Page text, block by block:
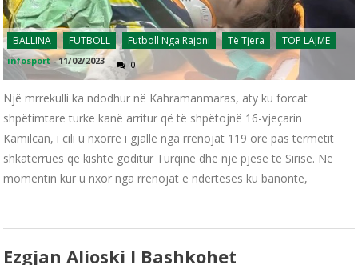
BALLINA FUTBOLL Futboll Nga Rajoni Të Tjera TOP LAJME
infosport -11/02/2023 0
Një mrrekulli ka ndodhur në Kahramanmaras, aty ku forcat
shpëtimtare turke kanë arritur që të shpëtojnë 16-vjeçarin
Kamilcan, i cili u nxorrë i gjallë nga rrënojat 119 orë pas tërmetit
shkatërrues që kishte goditur Turqinë dhe një pjesë të Sirise. Në
momentin kur u nxor nga rrënojat e ndërtesës ku banonte,
Ezgjan Alioski I Bashkohet